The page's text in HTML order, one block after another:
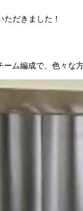
だきました！
ム編成で、色々な